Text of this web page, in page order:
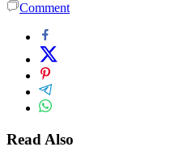
Comment
Read Also